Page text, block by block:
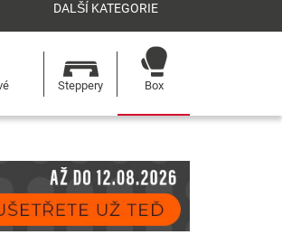
DALŠÍ KATEGORIE
Steppery Box